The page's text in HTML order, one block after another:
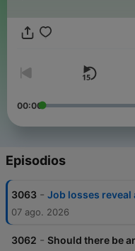
and regular people just
00:00
Episodios
3063 - Job losses reveal
07 ago. 2026
3062 - Should there be